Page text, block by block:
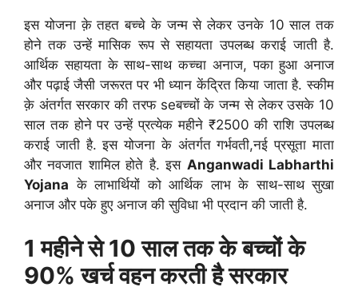
इस योजना क़े तहत बच्चे के जन्म से लेकर उनके 10 साल तक
होने तक उन्हें मासिक रूप से सहायता उपलब्ध कराई जाती है.
आर्थिक सहायता के साथ-साथ कच्चा अनाज, पका हुआ अनाज
और पढ़ाई जैसी जरूरत पर भी ध्यान केंद्रित किया जाता है. स्कीम
क़े अंतर्गत सरकार की तरफ seबच्चों के जन्म से लेकर उसके 10
साल तक होने पर उन्हें प्रत्येक महीने ₹2500 की राशि उपलब्ध
कराई जाती है. इस योजना के अंतर्गत गर्भवती,नई प्रसूता माता
और नवजात शामिल होते है. इस Anganwadi Labharthi
Yojana के लाभार्थियों को आर्थिक लाभ के साथ-साथ सुखा
अनाज और पके हुए अनाज की सुविधा भी प्रदान की जाती है.
1 महीने से 10 साल तक के बच्चों के
90% खर्च वहन करती है सरकार